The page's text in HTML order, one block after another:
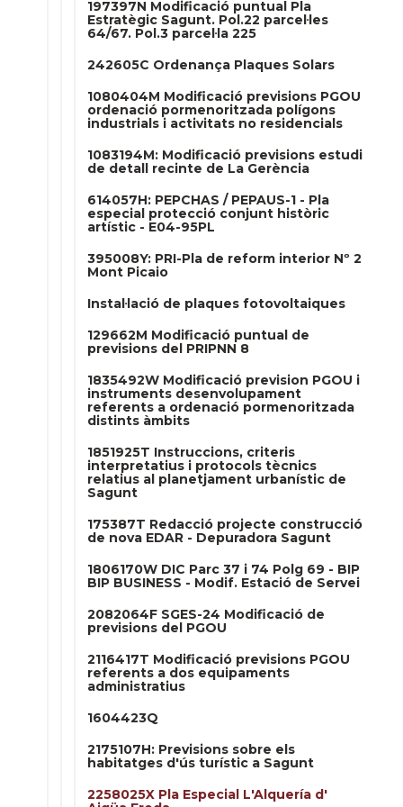
197397N Modificació puntual Pla
Estratègic Sagunt. Pol.22 parcel·les
64/67. Pol.3 parcel·la 225
242605C Ordenança Plaques Solars
1080404M Modificació previsions PGOU
ordenació pormenoritzada polígons
industrials i activitats no residencials
1083194M: Modificació previsions estudi
de detall recinte de La Gerència
614057H: PEPCHAS / PEPAUS-1 - Pla
especial protecció conjunt històric
artístic - E04-95PL
395008Y: PRI-Pla de reform interior Nº 2
Mont Picaio
Instal·lació de plaques fotovoltaiques
129662M Modificació puntual de
previsions del PRIPNN 8
1835492W Modificació prevision PGOU i
instruments desenvolupament
referents a ordenació pormenoritzada
distints àmbits
1851925T Instruccions, criteris
interpretatius i protocols tècnics
relatius al planetjament urbanístic de
Sagunt
175387T Redacció projecte construcció
de nova EDAR - Depuradora Sagunt
1806170W DIC Parc 37 i 74 Polg 69 - BIP
BIP BUSINESS - Modif. Estació de Servei
2082064F SGES-24 Modificació de
previsions del PGOU
2116417T Modificació previsions PGOU
referents a dos equipaments
administratius
1604423Q
2175107H: Previsions sobre els
habitatges d'ús turístic a Sagunt
2258025X Pla Especial L'Alquería d'